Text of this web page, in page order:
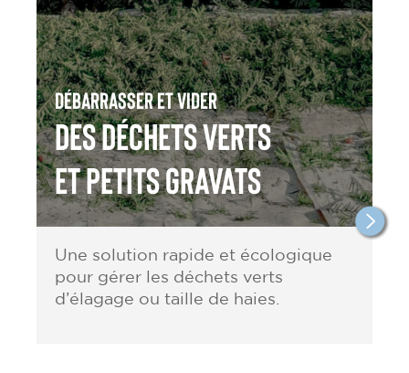
Débarrasser et vider
des Déchets verts
et petits gravats
Une solution rapide et écologique
pour gérer les déchets verts
d’élagage ou taille de haies.